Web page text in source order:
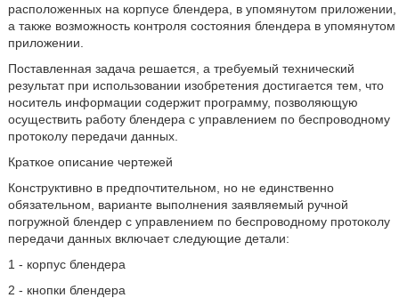
расположенных на корпусе блендера, в упомянутом приложении,
а также возможность контроля состояния блендера в упомянутом
приложении.
Поставленная задача решается, а требуемый технический
результат при использовании изобретения достигается тем, что
носитель информации содержит программу, позволяющую
осуществить работу блендера с управлением по беспроводному
протоколу передачи данных.
Краткое описание чертежей
Конструктивно в предпочтительном, но не единственно
обязательном, варианте выполнения заявляемый ручной
погружной блендер с управлением по беспроводному протоколу
передачи данных включает следующие детали:
1 - корпус блендера
2 - кнопки блендера